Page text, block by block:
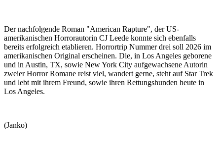
Der nachfolgende Roman "American Rapture", der US-
amerikanischen Horrorautorin CJ Leede konnte sich ebenfalls
bereits erfolgreich etablieren. Horrortrip Nummer drei soll 2026 im
amerikanischen Original erscheinen. Die, in Los Angeles geborene
und in Austin, TX, sowie New York City aufgewachsene Autorin
zweier Horror Romane reist viel, wandert gerne, steht auf Star Trek
und lebt mit ihrem Freund, sowie ihren Rettungshunden heute in
Los Angeles.
(Janko)